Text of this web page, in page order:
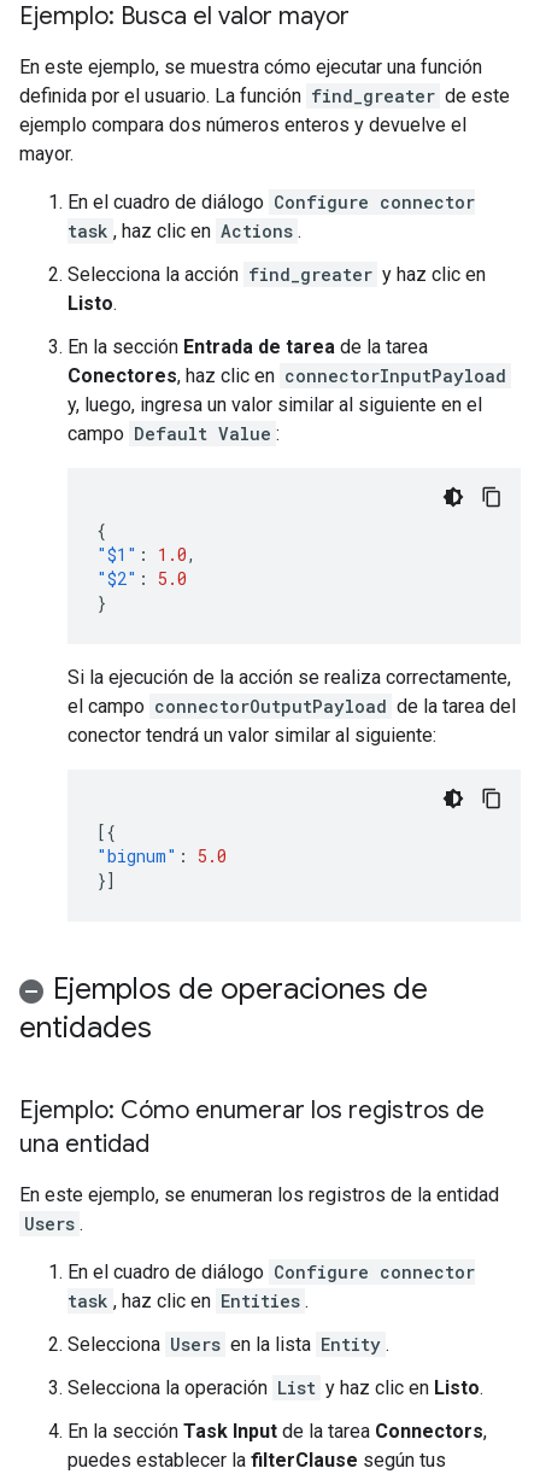
Ejemplo: Busca el valor mayor
En este ejemplo, se muestra cómo ejecutar una función
definida por el usuario. La función find_greater de este
ejemplo compara dos números enteros y devuelve el
mayor.
En el cuadro de diálogo Configure connector
task , haz clic en Actions .
Selecciona la acción find_greater y haz clic en
Listo.
En la sección Entrada de tarea de la tarea
Conectores, haz clic en connectorInputPayload
y, luego, ingresa un valor similar al siguiente en el
campo Default Value :
{
"$1" : 1.0,
"$2" :
5.0
}
Si la ejecución de la acción se realiza correctamente,
el campo connectorOutputPayload de la tarea del
conector tendrá un valor similar al siguiente:
[{
"bignum" :
5.0
}]
Ejemplos de operaciones de
entidades
Ejemplo: Cómo enumerar los registros de
una entidad
En este ejemplo, se enumeran los registros de la entidad
Users .
En el cuadro de diálogo Configure connector
task , haz clic en Entities .
Selecciona Users en la lista Entity .
Selecciona la operación List y haz clic en Listo.
En la sección Task Input de la tarea Connectors,
puedes establecer la filterClause según tus